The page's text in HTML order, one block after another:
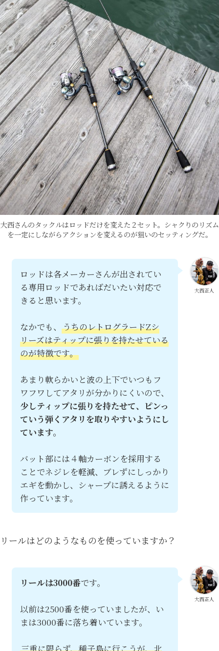
大西さんのタックルはロッドだけを変えた２セット。シャクりのリズム
を一定にしながらアクションを変えるのが狙いのセッティングだ。
大西正人
ロッドは各メーカーさんが出されてい
る専用ロッドであればだいたい対応で
きると思います。
なかでも、うちのレトログラードZシ
リーズはティップに張りを持たせている
のが特徴です。
あまり軟らかいと波の上下でいつもフ
ワフワしてアタリが分かりにくいので、
少しティップに張りを持たせて、ピンっ
ていう弾くアタリを取りやすいようにし
ています。
バット部には４軸カーボンを採用する
ことでネジレを軽減、ブレずにしっかり
エギを動かし、シャープに誘えるように
作っています。
リールはどのようなものを使っていますか？
大西正人
リールは3000番です。
以前は2500番を使っていましたが、い
まは3000番に落ち着いています。
三重に限らず、種子島に行こうが、北